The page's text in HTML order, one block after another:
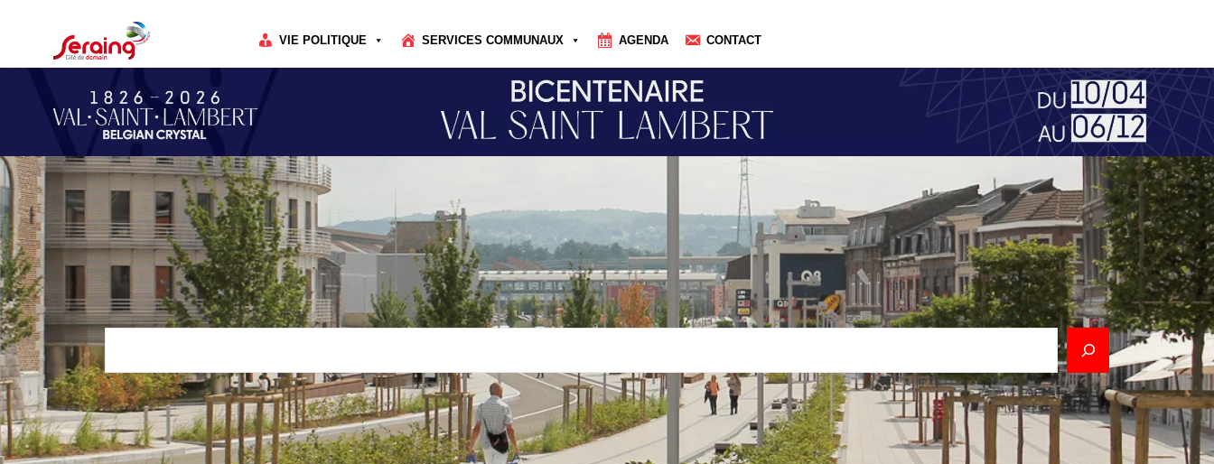
VIE POLITIQUE SERVICES COMMUNAUX AGENDA CONTACT
Rechercher